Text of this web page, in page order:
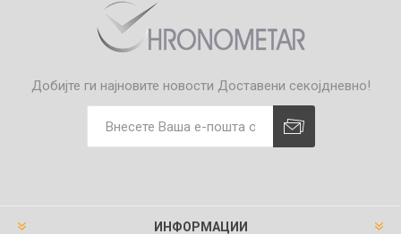
Добијте ги најновите новости Доставени секојдневно!
ИНФОРМАЦИИ